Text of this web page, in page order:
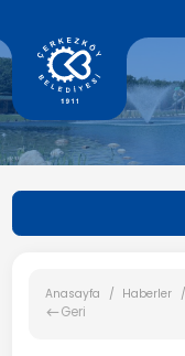
Anasayfa Haberler
Geri